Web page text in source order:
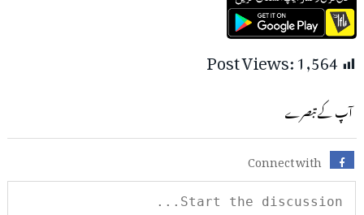
Post Views:1,564
آپ کے تبصرے
Connect with